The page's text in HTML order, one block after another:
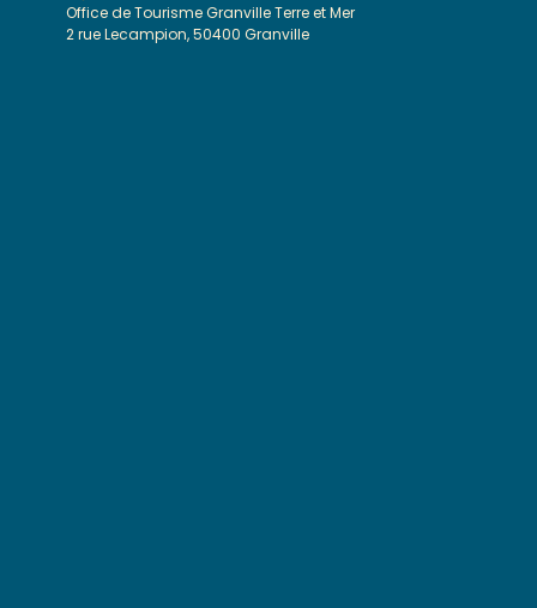
Office de Tourisme Granville Terre et Mer
2 rue Lecampion, 50400 Granville